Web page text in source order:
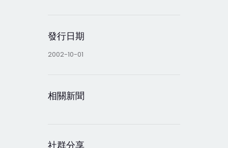
發行日期
2002-10-01
相關新聞
社群分享